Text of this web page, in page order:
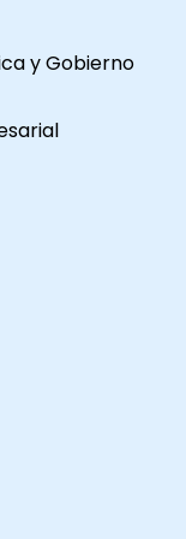
y Gobierno